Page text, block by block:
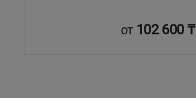
от 102 600 ₸